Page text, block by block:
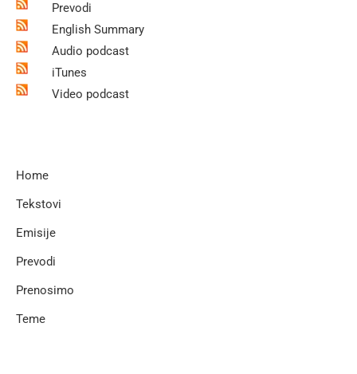
Prevodi
English Summary
Audio podcast
iTunes
Video podcast
Home
Tekstovi
Emisije
Prevodi
Prenosimo
Teme